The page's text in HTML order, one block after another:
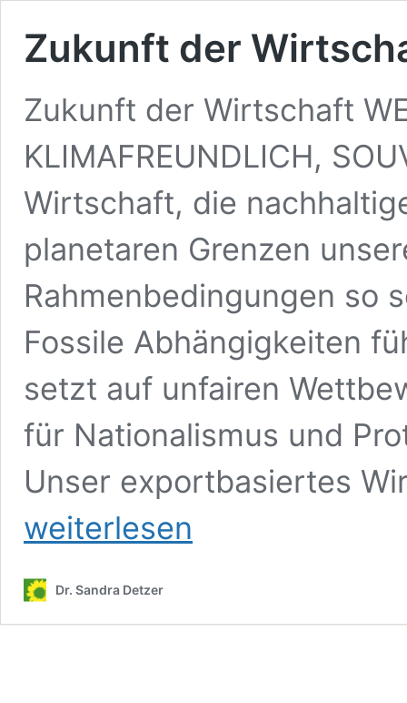
Zukunft der
Zukunft der Wirtschaft
KLIMAFREUNDLICH,
Wirtschaft, die
planetaren Grenzen
Rahmenbedingungen so
Fossile Abhängigkeiten
setzt auf unfairen
für Nationalismus und
Unser exportbasiertes
weiterlesen
Dr. Sandra Detzer